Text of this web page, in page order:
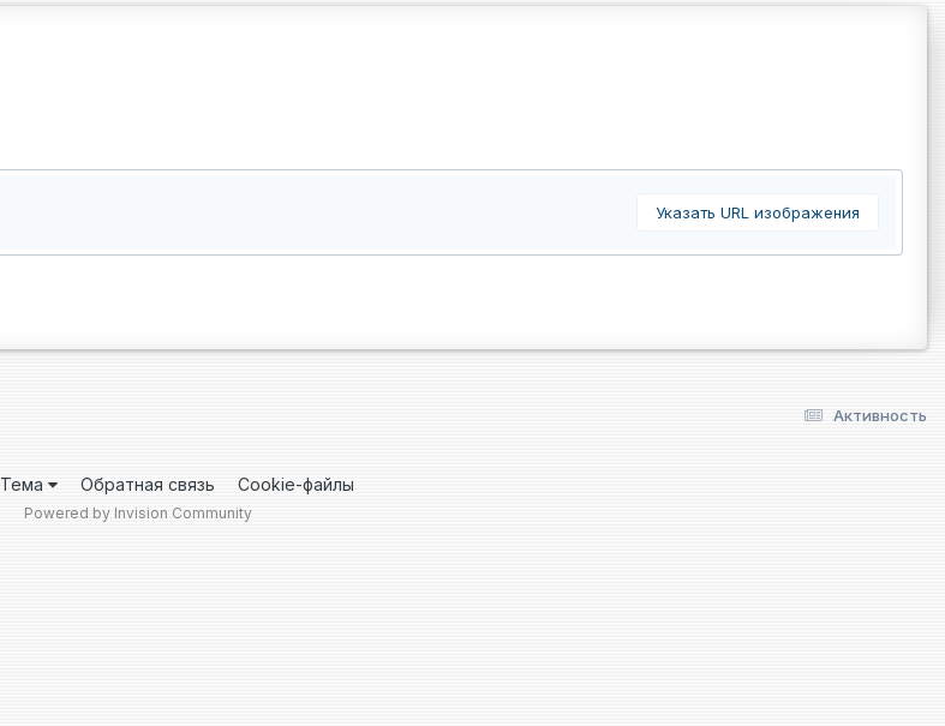
Указать URL изображения
Активность
Тема Обратная связь Cookie-файлы
Powered by Invision Community